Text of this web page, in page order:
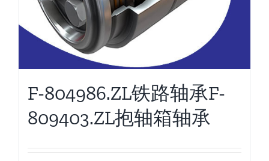
F-804986.ZL铁路轴承F-
809403.ZL抱轴箱轴承